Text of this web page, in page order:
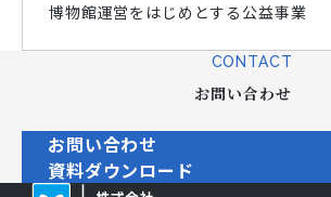
博物館運営をはじめとする公益事業
CONTACT
お問い合わせ
お問い合わせ
資料ダウンロード